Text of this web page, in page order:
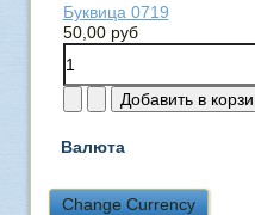
Буквица 0719
50,00 руб
Валюта